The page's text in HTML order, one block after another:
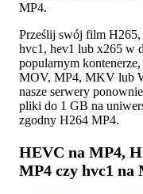
MP4.
Prześlij swój film H265,
hvc1, hev1 lub x265 w
popularnym
MOV, MP4, MKV lub
nasze serwery
pliki do 1 GB na
zgodny H264 MP4.
HEVC na MP4,
MP4 czy hvc1 na